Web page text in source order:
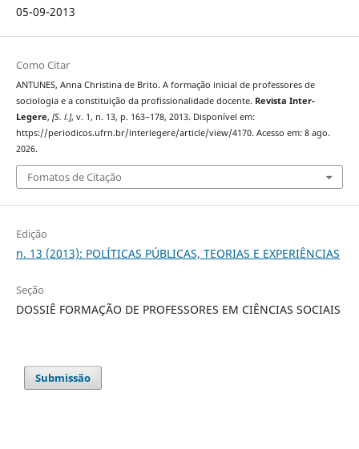
05-09-2013
Como Citar
ANTUNES, Anna Christina de Brito. A formação inicial de professores de
sociologia e a constituição da profissionalidade docente. Revista Inter-
Legere, [S. l.], v. 1, n. 13, p. 163–178, 2013. Disponível em:
https://periodicos.ufrn.br/interlegere/article/view/4170. Acesso em: 8 ago.
2026.
Fomatos de Citação
Edição
n. 13 (2013): POLÍTICAS PÚBLICAS, TEORIAS E EXPERIÊNCIAS
Seção
DOSSIÊ FORMAÇÃO DE PROFESSORES EM CIÊNCIAS SOCIAIS
Submissão